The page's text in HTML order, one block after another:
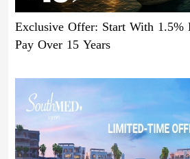
Exclusive Offer: Start With 1.5%
Pay Over 15 Years